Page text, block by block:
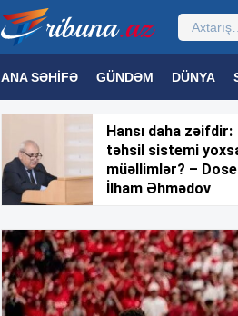
ANA SƏHIFƏ GÜNDƏM DÜNYA
MAQAZIN
Hansı daha zəifdir:
təhsil sistemi
müəllimlər? –
İlham Əhmədov